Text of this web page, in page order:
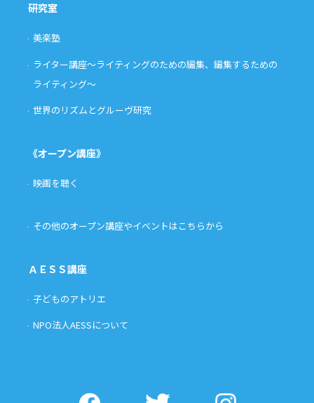
研究室
美楽塾
ライター講座〜ライティングのための編集、編集するための
ライティング〜
世界のリズムとグルーヴ研究
《オープン講座》
映画を聴く
その他のオープン講座やイベントはこちらから
ＡＥＳＳ講座
子どものアトリエ
NPO法人AESSについて